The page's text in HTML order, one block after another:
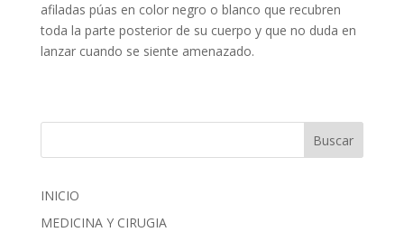
afiladas púas en color negro o blanco que recubren
toda la parte posterior de su cuerpo y que no duda en
lanzar cuando se siente amenazado.
INICIO
MEDICINA Y CIRUGIA